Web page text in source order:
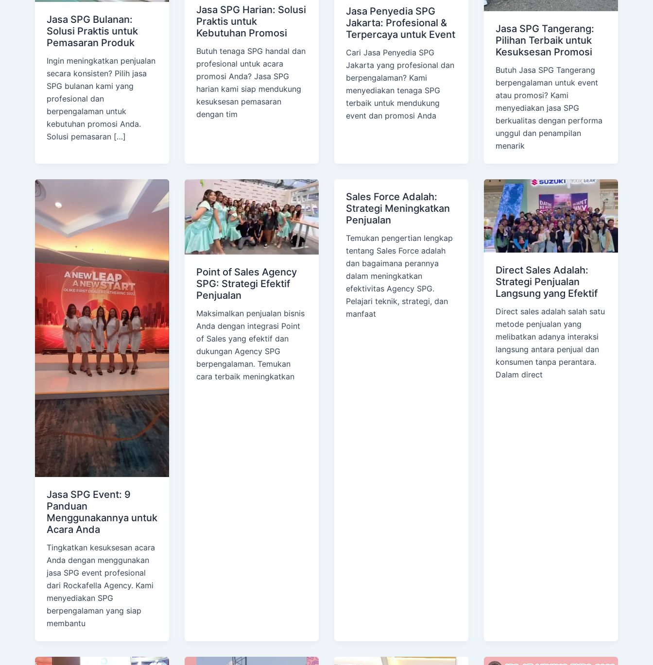
Jasa SPG Bulanan:
Solusi Praktis untuk
Pemasaran Produk
Ingin meningkatkan penjualan
secara konsisten? Pilih jasa
SPG bulanan kami yang
profesional dan
berpengalaman untuk
kebutuhan promosi Anda.
Solusi pemasaran […]
Jasa SPG Harian: Solusi
Praktis untuk
Kebutuhan Promosi
Butuh tenaga SPG handal dan
profesional untuk acara
promosi Anda? Jasa SPG
harian kami siap mendukung
kesuksesan pemasaran
dengan tim
Jasa Penyedia SPG
Jakarta: Profesional &
Terpercaya untuk Event
Cari Jasa Penyedia SPG
Jakarta yang profesional dan
berpengalaman? Kami
menyediakan tenaga SPG
terbaik untuk mendukung
event dan promosi Anda
Jasa SPG Tangerang:
Pilihan Terbaik untuk
Kesuksesan Promosi
Butuh Jasa SPG Tangerang
berpengalaman untuk event
atau promosi? Kami
menyediakan jasa SPG
berkualitas dengan performa
unggul dan penampilan
menarik
Jasa SPG Event: 9
Panduan
Menggunakannya untuk
Acara Anda
Tingkatkan kesuksesan acara
Anda dengan menggunakan
jasa SPG event profesional
dari Rockafella Agency. Kami
menyediakan SPG
berpengalaman yang siap
membantu
Point of Sales Agency
SPG: Strategi Efektif
Penjualan
Maksimalkan penjualan bisnis
Anda dengan integrasi Point
of Sales yang efektif dan
dukungan Agency SPG
berpengalaman. Temukan
cara terbaik meningkatkan
Sales Force Adalah:
Strategi Meningkatkan
Penjualan
Temukan pengertian lengkap
tentang Sales Force adalah
dan bagaimana perannya
dalam meningkatkan
efektivitas Agency SPG.
Pelajari teknik, strategi, dan
manfaat
Direct Sales Adalah:
Strategi Penjualan
Langsung yang Efektif
Direct sales adalah salah satu
metode penjualan yang
melibatkan adanya interaksi
langsung antara penjual dan
konsumen tanpa perantara.
Dalam direct